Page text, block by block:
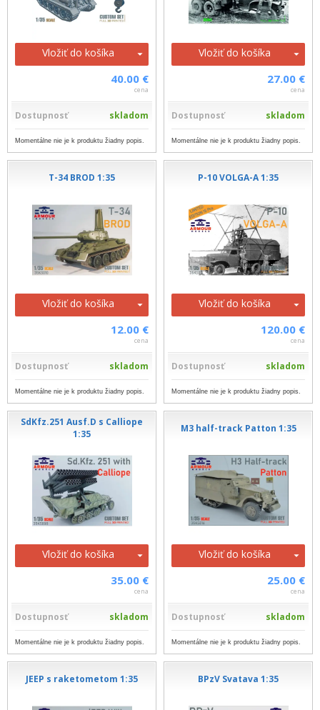
Vložiť do košíka
40.00 €
cena
Dostupnosť skladom
Momentálne nie je k produktu žiadny popis.
Vložiť do košíka
27.00 €
cena
Dostupnosť skladom
Momentálne nie je k produktu žiadny popis.
T-34 BROD 1:35
Vložiť do košíka
12.00 €
cena
Dostupnosť skladom
Momentálne nie je k produktu žiadny popis.
P-10 VOLGA-A 1:35
Vložiť do košíka
120.00 €
cena
Dostupnosť skladom
Momentálne nie je k produktu žiadny popis.
SdKfz.251 Ausf.D s Calliope
1:35
Vložiť do košíka
35.00 €
cena
Dostupnosť skladom
Momentálne nie je k produktu žiadny popis.
M3 half-track Patton 1:35
Vložiť do košíka
25.00 €
cena
Dostupnosť skladom
Momentálne nie je k produktu žiadny popis.
JEEP s raketometom 1:35 BPzV Svatava 1:35